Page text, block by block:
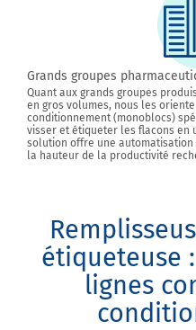
Grands groupes
Quant aux grands groupes
en gros volumes, nous les
conditionnement (monoblocs)
visser et étiqueter les flacons en
solution offre une
la hauteur de la productivité
étiqueteuse
lignes